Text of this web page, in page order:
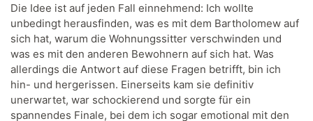
Die Idee ist auf jeden Fall einnehmend: Ich wollte
unbedingt herausfinden, was es mit dem Bartholomew auf
sich hat, warum die Wohnungssitter verschwinden und
was es mit den anderen Bewohnern auf sich hat. Was
allerdings die Antwort auf diese Fragen betrifft, bin ich
hin- und hergerissen. Einerseits kam sie definitiv
unerwartet, war schockierend und sorgte für ein
spannendes Finale, bei dem ich sogar emotional mit den